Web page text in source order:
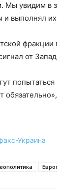
увидим в
и выполнял
фракции
от
попытаться
Украина